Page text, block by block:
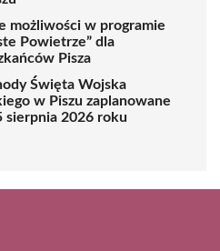
możliwości w programie
Powietrze” dla
Pisza
Święta Wojska
w Piszu zaplanowane
sierpnia 2026 roku